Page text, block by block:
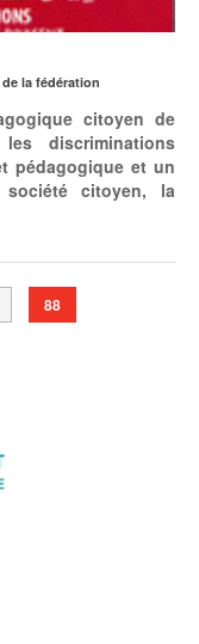
de la fédération
citoyen de
discriminations
pédagogique et un
citoyen, la
88